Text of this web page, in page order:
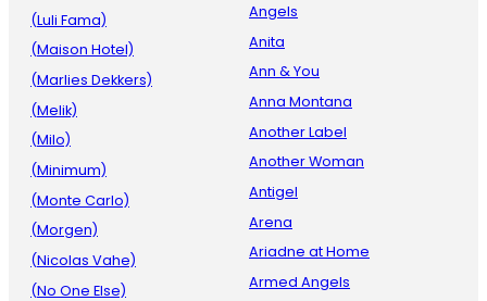
(Luli Fama)
(Maison Hotel)
(Marlies Dekkers)
(Melik)
(Milo)
(Minimum)
(Monte Carlo)
(Morgen)
(Nicolas Vahe)
(No One Else)
Angels
Anita
Ann & You
Anna Montana
Another Label
Another Woman
Antigel
Arena
Ariadne at Home
Armed Angels